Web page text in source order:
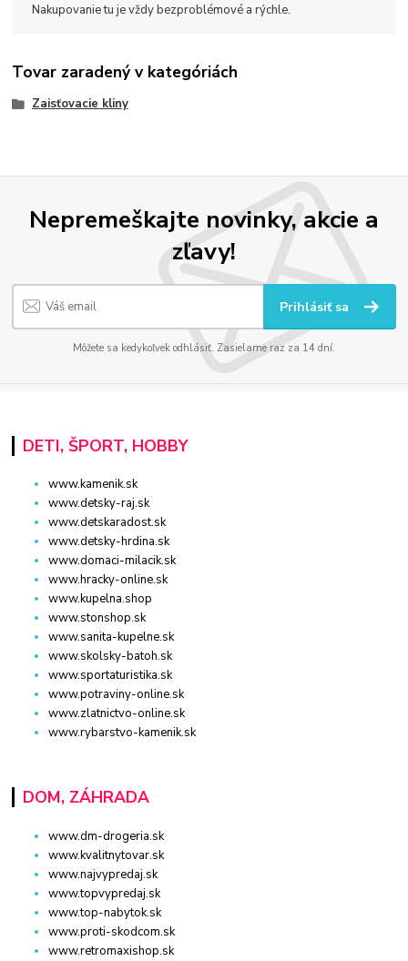
Nakupovanie tu je vždy bezproblémové a rýchle.
Tovar zaradený v kategóriách
Zaisťovacie kliny
Nepremeškajte novinky, akcie a
zľavy!
Prihlásiť sa
Môžete sa kedykoľvek odhlásiť. Zasielame raz za 14 dní.
DETI, ŠPORT, HOBBY
www.kamenik.sk
www.detsky-raj.sk
www.detskaradost.sk
www.detsky-hrdina.sk
www.domaci-milacik.sk
www.hracky-online.sk
www.kupelna.shop
www.stonshop.sk
www.sanita-kupelne.sk
www.skolsky-batoh.sk
www.sportaturistika.sk
www.potraviny-online.sk
www.zlatnictvo-online.sk
www.rybarstvo-kamenik.sk
DOM, ZÁHRADA
www.dm-drogeria.sk
www.kvalitnytovar.sk
www.najvypredaj.sk
www.topvypredaj.sk
www.top-nabytok.sk
www.proti-skodcom.sk
www.retromaxishop.sk